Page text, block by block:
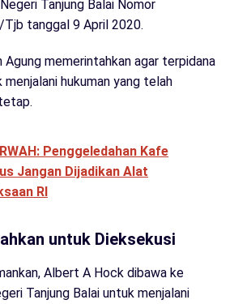
Tanjung Balai Nomor
tanggal 9 April 2020.
Agung memerintahkan agar terpidana
hukuman yang telah
Penggeledahan Kafe
Jangan Dijadikan Alat
RI
untuk Dieksekusi
Albert A Hock dibawa ke
Tanjung Balai untuk menjalani